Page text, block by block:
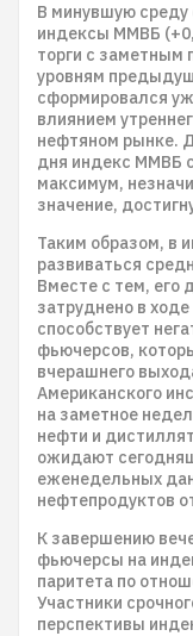
В минувшую
индексы ММВБ
торги с
уровням
сформировался
влиянием
нефтяном рынке.
дня индекс ММВБ
максимум,
значение,
Таким образом, в
развиваться
Вместе с тем,
затруднено в
способствует
фьючерсов,
вчерашнего
Американского
на заметное
нефти и
ожидают
еженедельных
нефтепродуктов
К завершению
фьючерсы на
паритета по
Участники
перспективы